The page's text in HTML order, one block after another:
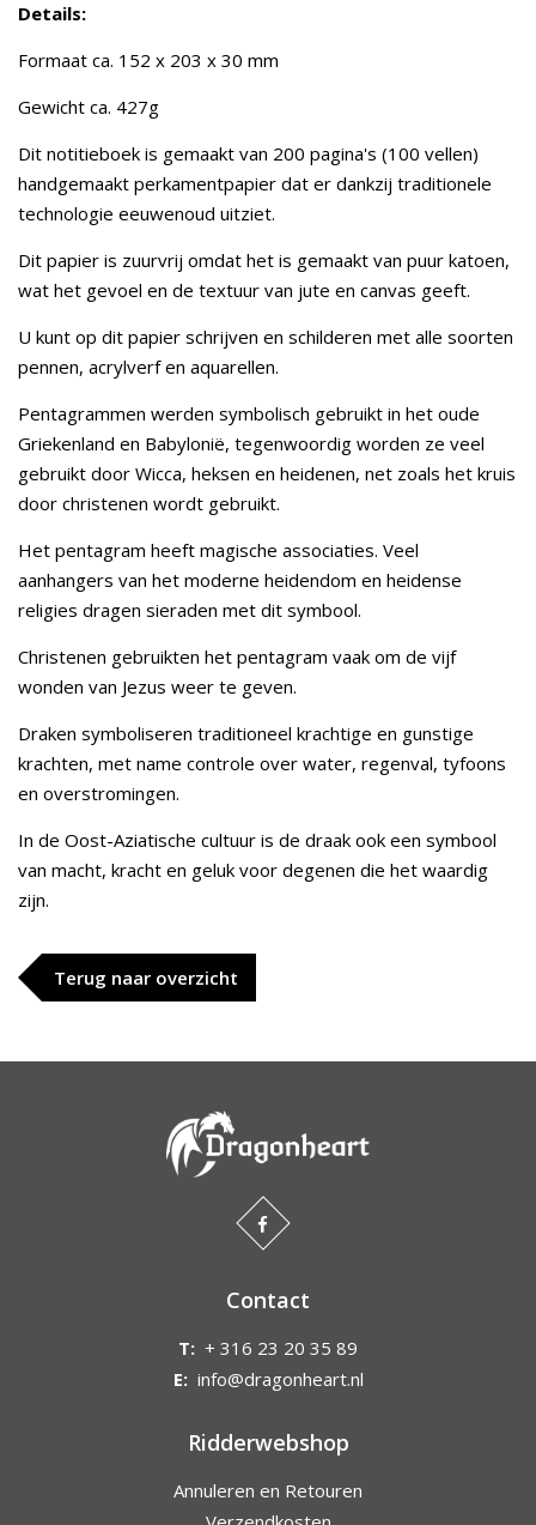
Details:
Formaat ca. 152 x 203 x 30 mm
Gewicht ca. 427g
Dit notitieboek is gemaakt van 200 pagina's (100 vellen)
handgemaakt perkamentpapier dat er dankzij traditionele
technologie eeuwenoud uitziet.
Dit papier is zuurvrij omdat het is gemaakt van puur katoen,
wat het gevoel en de textuur van jute en canvas geeft.
U kunt op dit papier schrijven en schilderen met alle soorten
pennen, acrylverf en aquarellen.
Pentagrammen werden symbolisch gebruikt in het oude
Griekenland en Babylonië, tegenwoordig worden ze veel
gebruikt door Wicca, heksen en heidenen, net zoals het kruis
door christenen wordt gebruikt.
Het pentagram heeft magische associaties. Veel
aanhangers van het moderne heidendom en heidense
religies dragen sieraden met dit symbool.
Christenen gebruikten het pentagram vaak om de vijf
wonden van Jezus weer te geven.
Draken symboliseren traditioneel krachtige en gunstige
krachten, met name controle over water, regenval, tyfoons
en overstromingen.
In de Oost-Aziatische cultuur is de draak ook een symbool
van macht, kracht en geluk voor degenen die het waardig
zijn.
Terug naar overzicht
Contact
T: + 316 23 20 35 89
E: info@dragonheart.nl
Ridderwebshop
Annuleren en Retouren